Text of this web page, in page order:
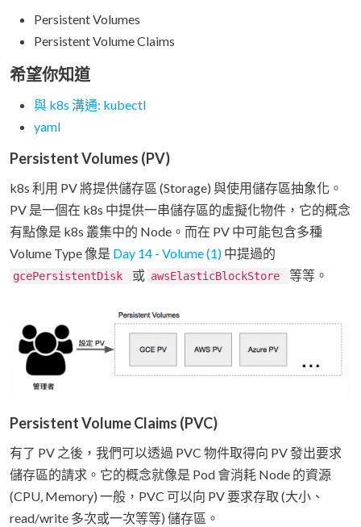
Persistent Volumes
Persistent Volume Claims
希望你知道
與 k8s 溝通: kubectl
yaml
Persistent Volumes (PV)
k8s 利用 PV 將提供儲存區 (Storage) 與使用儲存區抽象化。
PV 是一個在 k8s 中提供一串儲存區的虛擬化物件，它的概念
有點像是 k8s 叢集中的 Node。而在 PV 中可能包含多種
Volume Type 像是 Day 14 - Volume (1) 中提過的
gcePersistentDisk 或 awsElasticBlockStore 等等。
Persistent Volume Claims (PVC)
有了 PV 之後，我們可以透過 PVC 物件取得向 PV 發出要求
儲存區的請求。它的概念就像是 Pod 會消耗 Node 的資源
(CPU, Memory) 一般，PVC 可以向 PV 要求存取 (大小、
read/write 多次或一次等等) 儲存區。